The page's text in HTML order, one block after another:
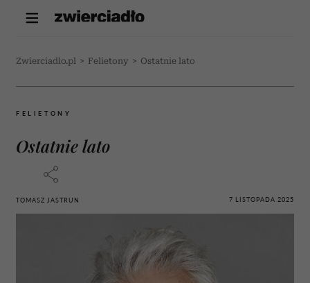
Zwierciadlo.pl > Felietony > Ostatnie lato
FELIETONY
Ostatnie lato
TOMASZ JASTRUN 7 LISTOPADA 2025